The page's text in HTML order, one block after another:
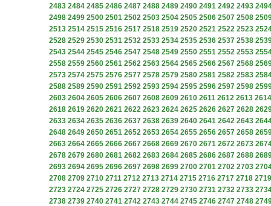
2483 2484 2485 2486 2487 2488 2489 2490 2491 2492 2493
2498 2499 2500 2501 2502 2503 2504 2505 2506 2507 2508
2513 2514 2515 2516 2517 2518 2519 2520 2521 2522 2523
2528 2529 2530 2531 2532 2533 2534 2535 2536 2537 2538
2543 2544 2545 2546 2547 2548 2549 2550 2551 2552 2553
2558 2559 2560 2561 2562 2563 2564 2565 2566 2567 2568
2573 2574 2575 2576 2577 2578 2579 2580 2581 2582 2583
2588 2589 2590 2591 2592 2593 2594 2595 2596 2597 2598
2603 2604 2605 2606 2607 2608 2609 2610 2611 2612 2613 2614
2618 2619 2620 2621 2622 2623 2624 2625 2626 2627 2628
2633 2634 2635 2636 2637 2638 2639 2640 2641 2642 2643
2648 2649 2650 2651 2652 2653 2654 2655 2656 2657 2658
2663 2664 2665 2666 2667 2668 2669 2670 2671 2672 2673
2678 2679 2680 2681 2682 2683 2684 2685 2686 2687 2688
2693 2694 2695 2696 2697 2698 2699 2700 2701 2702 2703
2708 2709 2710 2711 2712 2713 2714 2715 2716 2717 2718 2719
2723 2724 2725 2726 2727 2728 2729 2730 2731 2732 2733
2738 2739 2740 2741 2742 2743 2744 2745 2746 2747 2748